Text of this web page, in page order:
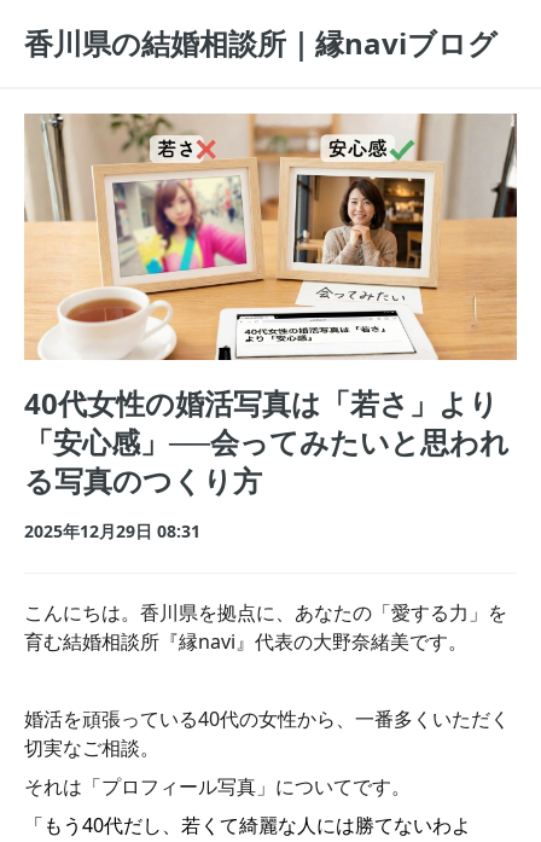
香川県の結婚相談所｜縁naviブログ
40代女性の婚活写真は「若さ」より
「安心感」──会ってみたいと思われ
る写真のつくり方
2025年12月29日 08:31
こんにちは。香川県を拠点に、あなたの「愛する力」を
育む結婚相談所『縁navi』代表の大野奈緒美です。
婚活を頑張っている40代の女性から、一番多くいただく
切実なご相談。
それは「プロフィール写真」についてです。
「もう40代だし、若くて綺麗な人には勝てないわよ